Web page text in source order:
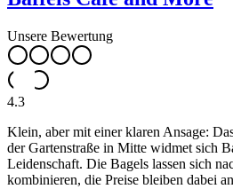
Unsere Bewertung
4.3
Klein, aber mit einer klaren Ansage:
der Gartenstraße in Mitte widmet sich
Leidenschaft. Die Bagels lassen sich
kombinieren, die Preise bleiben dabei